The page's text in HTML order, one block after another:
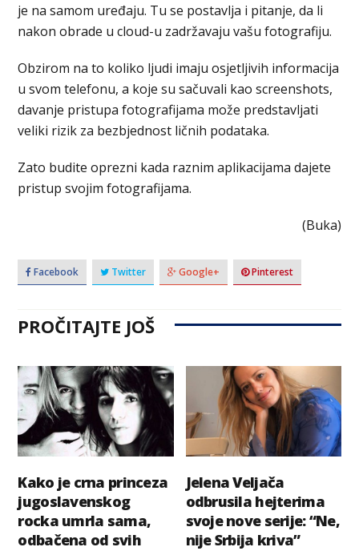
je na samom uređaju. Tu se postavlja i pitanje, da li
nakon obrade u cloud-u zadržavaju vašu fotografiju.
Obzirom na to koliko ljudi imaju osjetljivih informacija
u svom telefonu, a koje su sačuvali kao screenshots,
davanje pristupa fotografijama može predstavljati
veliki rizik za bezbjednost ličnih podataka.
Zato budite oprezni kada raznim aplikacijama dajete
pristup svojim fotografijama.
(Buka)
Facebook Twitter Google+ Pinterest
PROČITAJTE JOŠ
Kako je crna princeza
jugoslavenskog
rocka umrla sama,
odbačena od svih
Jelena Veljača
odbrusila hejterima
svoje nove serije: “Ne,
nije Srbija kriva”